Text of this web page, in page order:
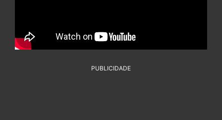
PUBLICIDADE